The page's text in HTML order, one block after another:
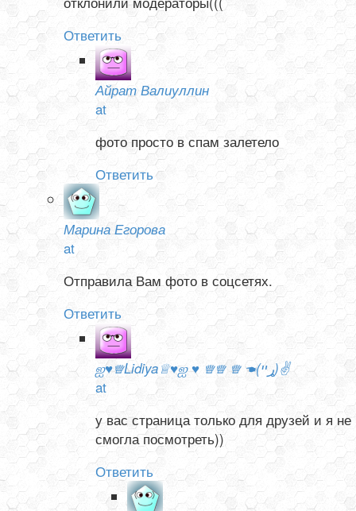
Ответить
Айрат Валиуллин
at
фото просто в спам залетело
Ответить
Марина Егорова
at
Отправила Вам фото в соцсетях.
Ответить
ஐ♥♕Lidiya♕♥ஐ ♥ ♕♕ ♕ ☚(ړײ)✌
at
у вас страница только для друзей и я не
смогла посмотреть))
Ответить